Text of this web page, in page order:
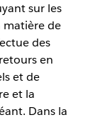
sur les
matière de
des
en
et de
et la
Dans la